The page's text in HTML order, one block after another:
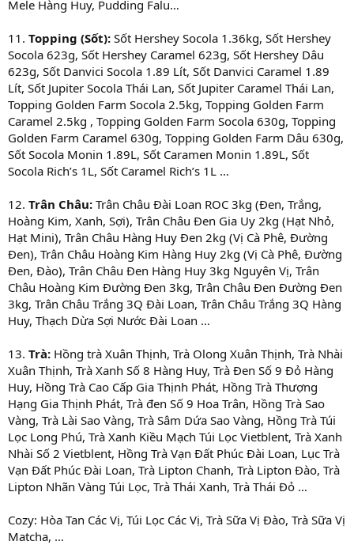
Mele Hàng Huy, Pudding Falu…
11. Topping (Sốt): Sốt Hershey Socola 1.36kg, Sốt Hershey
Socola 623g, Sốt Hershey Caramel 623g, Sốt Hershey Dâu
623g, Sốt Danvici Socola 1.89 Lít, Sốt Danvici Caramel 1.89
Lít, Sốt Jupiter Socola Thái Lan, Sốt Jupiter Caramel Thái Lan,
Topping Golden Farm Socola 2.5kg, Topping Golden Farm
Caramel 2.5kg , Topping Golden Farm Socola 630g, Topping
Golden Farm Caramel 630g, Topping Golden Farm Dâu 630g,
Sốt Socola Monin 1.89L, Sốt Caramen Monin 1.89L, Sốt
Socola Rich’s 1L, Sốt Caramel Rich’s 1L …
12. Trân Châu: Trân Châu Đài Loan ROC 3kg (Đen, Trắng,
Hoàng Kim, Xanh, Sợi), Trân Châu Đen Gia Uy 2kg (Hạt Nhỏ,
Hạt Mini), Trân Châu Hàng Huy Đen 2kg (Vị Cà Phê, Đường
Đen), Trân Châu Hoàng Kim Hàng Huy 2kg (Vị Cà Phê, Đường
Đen, Đào), Trân Châu Đen Hàng Huy 3kg Nguyên Vị, Trân
Châu Hoàng Kim Đường Đen 3kg, Trân Châu Đen Đường Đen
3kg, Trân Châu Trắng 3Q Đài Loan, Trân Châu Trắng 3Q Hàng
Huy, Thạch Dừa Sợi Nước Đài Loan …
13. Trà: Hồng trà Xuân Thịnh, Trà Olong Xuân Thịnh, Trà Nhài
Xuân Thịnh, Trà Xanh Số 8 Hàng Huy, Trà Đen Số 9 Đỏ Hàng
Huy, Hồng Trà Cao Cấp Gia Thịnh Phát, Hồng Trà Thượng
Hạng Gia Thịnh Phát, Trà đen Số 9 Hoa Trân, Hồng Trà Sao
Vàng, Trà Lài Sao Vàng, Trà Sâm Dứa Sao Vàng, Hồng Trà Túi
Lọc Long Phú, Trà Xanh Kiều Mạch Túi Lọc Vietblent, Trà Xanh
Nhài Số 2 Vietblent, Hồng Trà Vạn Đất Phúc Đài Loan, Lục Trà
Vạn Đất Phúc Đài Loan, Trà Lipton Chanh, Trà Lipton Đào, Trà
Lipton Nhãn Vàng Túi Lọc, Trà Thái Xanh, Trà Thái Đỏ …
Cozy: Hòa Tan Các Vị, Túi Lọc Các Vị, Trà Sữa Vị Đào, Trà Sữa Vị
Matcha, …